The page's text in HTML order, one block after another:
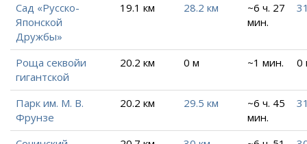
Сад «Русско-
Японской
Дружбы»
19.1 км 28.2 км
~6 ч. 27
мин.
Роща секвойи
гигантской
20.2 км 0 м ~1 мин. 0
Парк им. М. В.
Фрунзе
20.2 км 29.5 км
~6 ч. 45
мин.